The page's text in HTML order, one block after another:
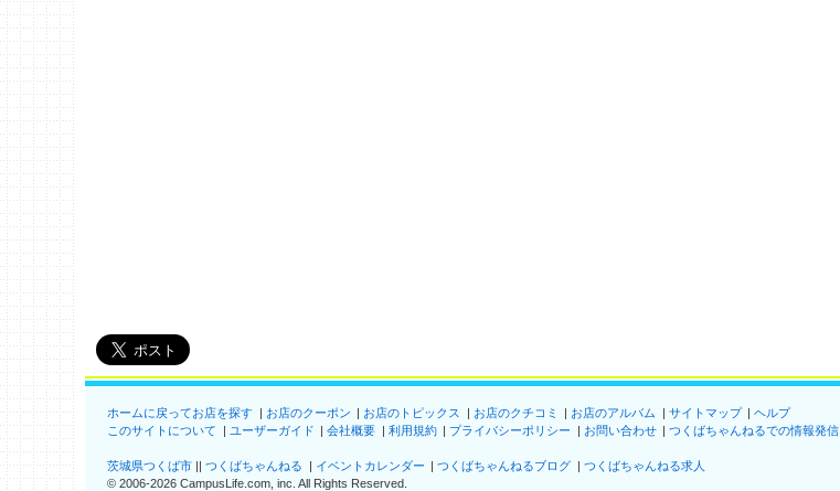
ホームに戻ってお店を探す お店のクーポン お店のトピックス お店のクチコミ お店のアルバム サイトマップ
ヘルプ
このサイトについて
ユーザーガイド 会社概要 利用規約 プライバシーポリシー お問い合わせ つくばちゃんねるでの情報発信
茨城県つくば市 つくばちゃんねる イベントカレンダー つくばちゃんねるブログ
つくばちゃんねる求人
© 2006-2026 CampusLife.com, inc. All Rights Reserved